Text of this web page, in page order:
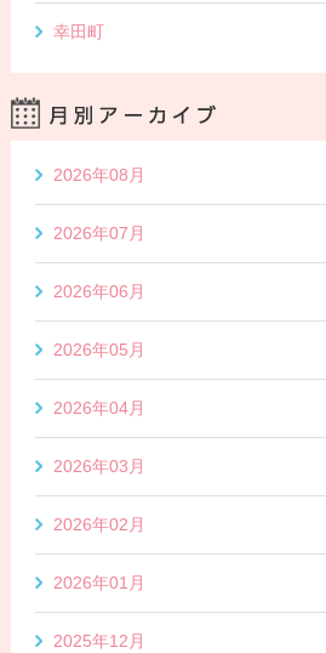
幸田町
2026年08月
2026年07月
2026年06月
2026年05月
2026年04月
2026年03月
2026年02月
2026年01月
2025年12月